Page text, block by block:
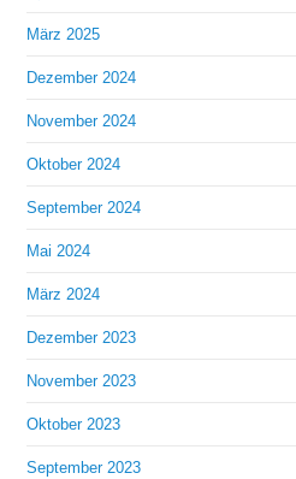
März 2025
Dezember 2024
November 2024
Oktober 2024
September 2024
Mai 2024
März 2024
Dezember 2023
November 2023
Oktober 2023
September 2023